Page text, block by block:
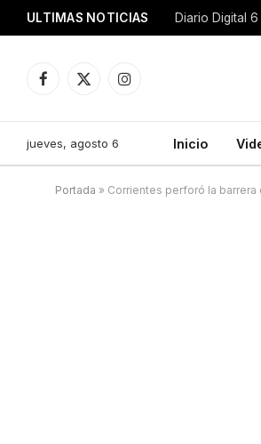
ULTIMAS NOTICIAS Diario Digital
Facebook
X
Instagram
jueves, agosto 6 Inicio
Portada » Corrientes perforó la